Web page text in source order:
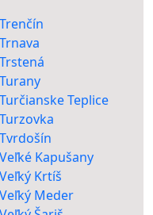
Teplice
Kapušany
Krtíš
Meder